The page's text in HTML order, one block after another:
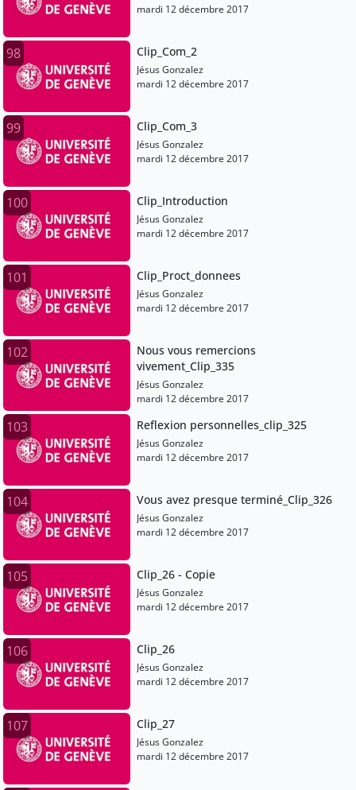
mardi 12 décembre 2017
98 Clip_Com_2
Jésus Gonzalez
mardi 12 décembre 2017
99 Clip_Com_3
Jésus Gonzalez
mardi 12 décembre 2017
100 Clip_Introduction
Jésus Gonzalez
mardi 12 décembre 2017
101 Clip_Proct_donnees
Jésus Gonzalez
mardi 12 décembre 2017
102
Nous vous remercions
vivement_Clip_335
Jésus Gonzalez
mardi 12 décembre 2017
103 Reflexion personnelles_clip_325
Jésus Gonzalez
mardi 12 décembre 2017
104 Vous avez presque terminé_Clip_326
Jésus Gonzalez
mardi 12 décembre 2017
105 Clip_26 - Copie
Jésus Gonzalez
mardi 12 décembre 2017
106 Clip_26
Jésus Gonzalez
mardi 12 décembre 2017
107 Clip_27
Jésus Gonzalez
mardi 12 décembre 2017